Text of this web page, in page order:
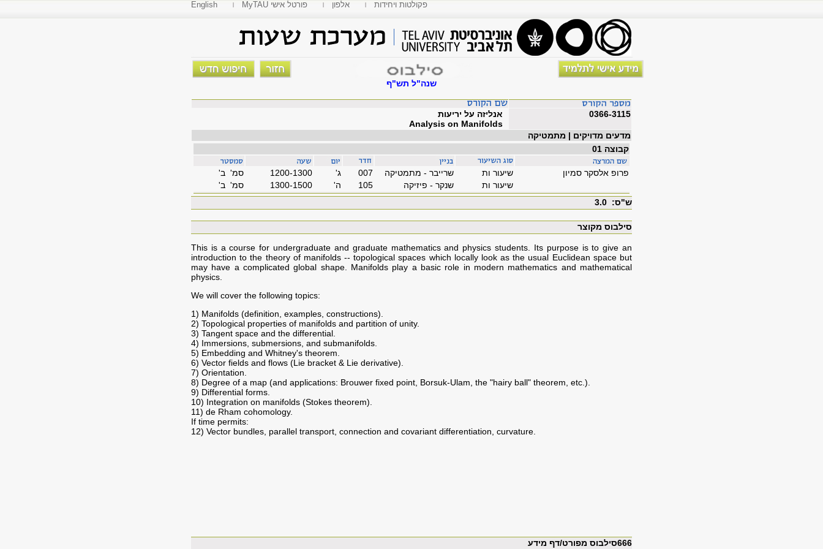
English MyTAU פורטל אישי אלפון פקולטות ויחידות
שנה"ל תש"ף
אנליזה על יריעות
Analysis on Manifolds
0366-3115
מדעים מדויקים | מתמטיקה
קבוצה 01
סמ' ב' 1200-1300 'ג 007 שרייבר - מתמטיקה שיעור ות
פרופ אלסקר סמיון
סמ' ב'
1300-1500 'ה 105 שנקר - פיזיקה
שיעור ות
ש"ס: 3.0
סילבוס מקוצר
This is a course for undergraduate and graduate mathematics and physics students. Its purpose is to give an
introduction to the theory of manifolds -- topological spaces which locally look as the usual Euclidean space but
may have a complicated global shape. Manifolds play a basic role in modern mathematics and mathematical
physics.
We will cover the following topics:
1) Manifolds (definition, examples, constructions).
2) Topological properties of manifolds and partition of unity.
3) Tangent space and the differential.
4) Immersions, submersions, and submanifolds.
5) Embedding and Whitney's theorem.
6) Vector fields and flows (Lie bracket & Lie derivative).
7) Orientation.
8) Degree of a map (and applications: Brouwer fixed point, Borsuk-Ulam, the "hairy ball" theorem, etc.).
9) Differential forms.
10) Integration on manifolds (Stokes theorem).
11) de Rham cohomology.
If time permits:
12) Vector bundles, parallel transport, connection and covariant differentiation, curvature.
666סילבוס מפורט/דף מידע